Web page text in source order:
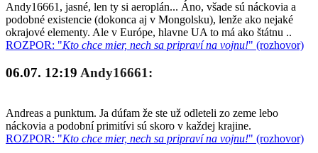
Andy16661, jasné, len ty si aeroplán... Áno, všade sú náckovia a
podobné existencie (dokonca aj v Mongolsku), lenže ako nejaké
okrajové elementy. Ale v Európe, hlavne UA to má ako štátnu ..
ROZPOR: "Kto chce mier, nech sa pripraví na vojnu!" (rozhovor)
06.07. 12:19 Andy16661:
Andreas a punktum. Ja dúfam že ste už odleteli zo zeme lebo
náckovia a podobní primitívi sú skoro v každej krajine.
ROZPOR: "Kto chce mier, nech sa pripraví na vojnu!" (rozhovor)